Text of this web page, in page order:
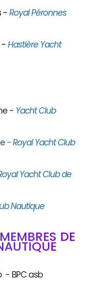
- Royal Péronnes
- Hastière Yacht
- Yacht Club
- Royal Yacht Club
Yacht Club de
Nautique
DE
- BPC asb